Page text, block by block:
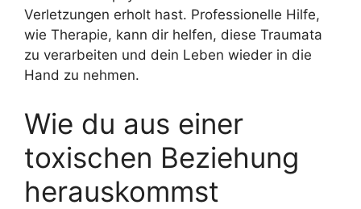
Verletzungen erholt hast. Professionelle Hilfe,
wie Therapie, kann dir helfen, diese Traumata
zu verarbeiten und dein Leben wieder in die
Hand zu nehmen.
Wie du aus einer
toxischen Beziehung
herauskommst